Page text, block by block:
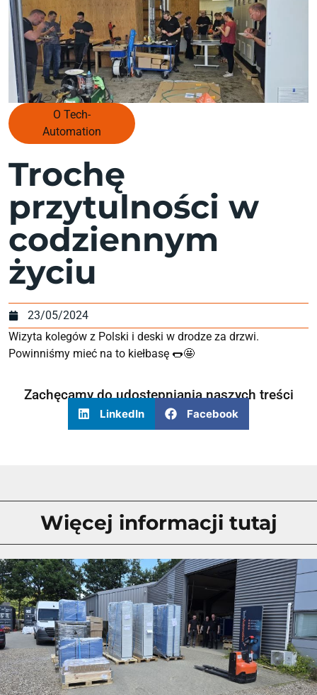
O Tech-
Automation
Trochę
przytulności w
codziennym
życiu
23/05/2024
Wizyta kolegów z Polski i deski w drodze za drzwi.
Powinniśmy mieć na to kiełbasę 🌭🤩
Zachęcamy do udostępniania naszych treści
LinkedIn Facebook
Więcej informacji tutaj